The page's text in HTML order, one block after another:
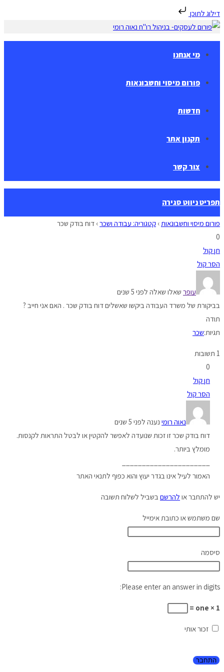
דילוג לתוכן
Skip
to
contentמי אנחנו
פורום מיסוי וחשבונאות
חדשות
תקנון אתר
צור קשר
תפריט ניווט סגירה
פורום מיסוי וחשבונאות› קטגוריה: עבודה ושכר› דוח בודק שכר
0
תן קול
הסר קול
עופר שאלו שאלה לפני 5 שנים
בביקורת של משרד העבודה ביקשו שאשלים דוח בודק שכר . האם אני חייב ?
תודה
תגיות:שכר
1 תשובות
0
תן קול
הסר קול
נאוה רומי נענה לפני 5 שנים
דוח בודק שכר זו זכות שנועדה לאפשר להקטין או לבטל התראות לקנסות.
מומלץ ביותר.
האמור לעיל אינו בגדר יעוץ והוא כפוף לתנאי האתר
יש להתחבר או להרשם בשביל לשלוח תשובה
שם משתמש או כתובת אימייל
סיסמה
Please enter an answer in digits:
one × 1 =
זכור אותי